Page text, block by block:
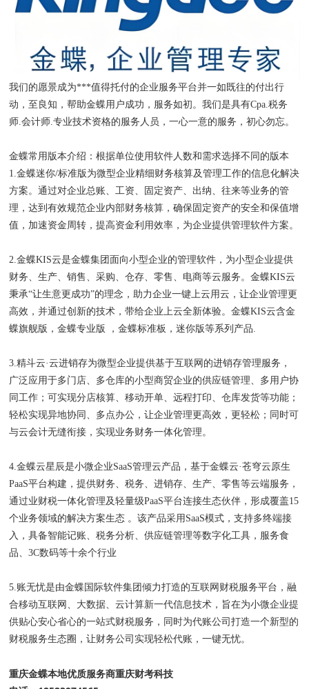
我们的愿景成为***值得托付的企业服务平台并一如既往的付出行
动，至良知，帮助金蝶用户成功，服务如初。我们是具有Cpa.税务
师.会计师.专业技术资格的服务人员，一心一意的服务，初心勿忘。
金蝶常用版本介绍：根据单位使用软件人数和需求选择不同的版本
1.金蝶迷你/标准版为微型企业精细财务核算及管理工作的信息化解决
方案。通过对企业总账、工资、固定资产、出纳、往来等业务的管
理，达到有效规范企业内部财务核算，确保固定资产的安全和保值增
值，加速资金周转，提高资金利用效率，为企业提供管理软件方案。
2.金蝶KIS云是金蝶集团面向小型企业的管理软件，为小型企业提供
财务、生产、销售、采购、仓存、零售、电商等云服务。金蝶KIS云
秉承“让生意更成功”的理念，助力企业一键上云用云，让企业管理更
高效，并通过创新的技术，带给企业上云全新体验。金蝶KIS云含金
蝶旗舰版，金蝶专业版 ，金蝶标准板，迷你版等系列产品.
3.精斗云·云进销存为微型企业提供基于互联网的进销存管理服务，
广泛应用于多门店、多仓库的小型商贸企业的供应链管理、多用户协
同工作；可实现分店核算、移动开单、远程打印、仓库发货等功能；
轻松实现异地协同、多点办公，让企业管理更高效，更轻松；同时可
与云会计无缝衔接，实现业务财务一体化管理。
4.金蝶云星辰是小微企业SaaS管理云产品，基于金蝶云·苍穹云原生
PaaS平台构建，提供财务、税务、进销存、生产、零售等云端服务，
通过业财税一体化管理及轻量级PaaS平台连接生态伙伴，形成覆盖15
个业务领域的解决方案生态 。该产品采用SaaS模式，支持多终端接
入，具备智能记账、税务分析、供应链管理等数字化工具，服务食
品、3C数码等十余个行业
5.账无忧是由金蝶国际软件集团倾力打造的互联网财税服务平台，融
合移动互联网、大数据、云计算新一代信息技术，旨在为小微企业提
供贴心安心省心的一站式财税服务，同时为代账公司打造一个新型的
财税服务生态圈，让财务公司实现轻松代账，一键无忧。
重庆金蝶本地优质服务商重庆财考科技